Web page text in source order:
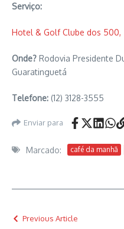
Serviço:
Hotel & Golf Clube dos 500,
Onde? Rodovia Presidente
Guaratinguetá
Telefone: (12) 3128-3555
Enviar para
Marcado: café da manhã
Previous Article